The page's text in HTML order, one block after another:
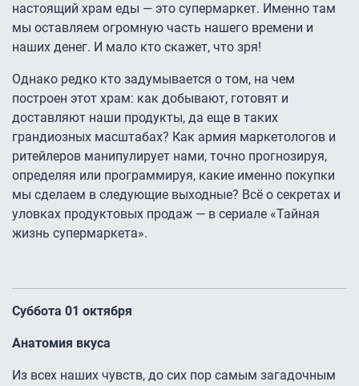
настоящий храм еды — это супермаркет. Именно там
мы оставляем огромную часть нашего времени и
наших денег. И мало кто скажет, что зря!
Однако редко кто задумывается о том, на чем
построен этот храм: как добывают, готовят и
доставляют наши продукты, да еще в таких
грандиозных масштабах? Как армия маркетологов и
ритейлеров манипулирует нами, точно прогнозируя,
определяя или программируя, какие именно покупки
мы сделаем в следующие выходные? Всё о секретах и
уловках продуктовых продаж — в сериале «Тайная
жизнь супермаркета».
Суббота 01 октября
Анатомия вкуса
Из всех наших чувств, до сих пор самым загадочным